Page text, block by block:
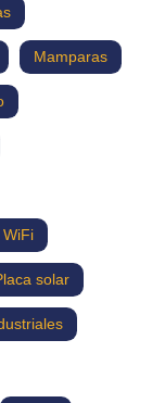
Mamparas
WiFi
solar